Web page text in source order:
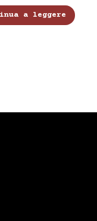
a leggere